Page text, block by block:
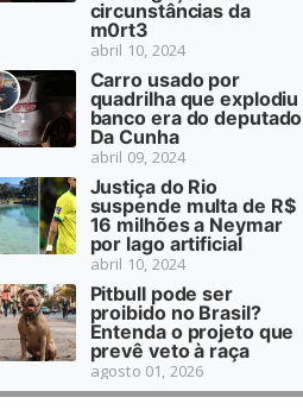
circunstâncias da
m0rt3
abril 10, 2024
Carro usado por
quadrilha que explodiu
banco era do deputado
Da Cunha
abril 09, 2024
Justiça do Rio
suspende multa de R$
16 milhões a Neymar
por lago artificial
abril 10, 2024
Pitbull pode ser
proibido no Brasil?
Entenda o projeto que
prevê veto à raça
agosto 01, 2026